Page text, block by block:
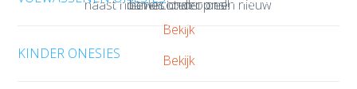
haast niet wachten op een nieuw
baasje!
Bekijk
Bekijk
dames onder ons!
weg!
Bekijk
heren onder ons!
weg!
Bekijk
KINDER ONESIES